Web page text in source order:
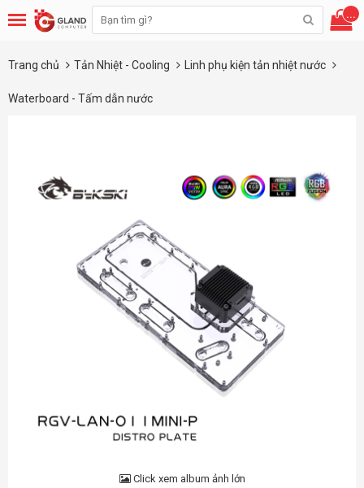
...
Trang chủ Tản Nhiệt - Cooling Linh phụ kiện tản nhiệt nước
Waterboard - Tấm dẫn nước
Click xem album ảnh lớn